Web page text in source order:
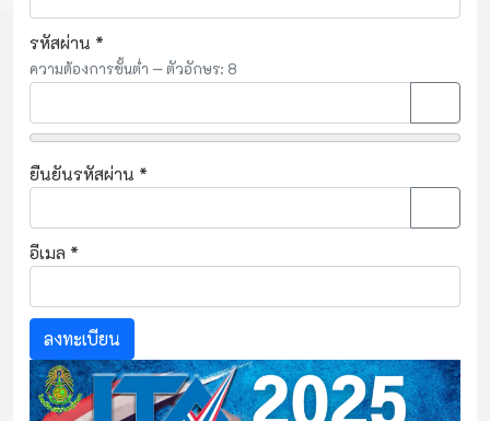
รหัสผ่าน *
ความต้องการขั้นต่ำ — ตัวอักษร: 8
แสดงร
ยืนยันรหัสผ่าน *
แสดงร
อีเมล *
ลงทะเบียน